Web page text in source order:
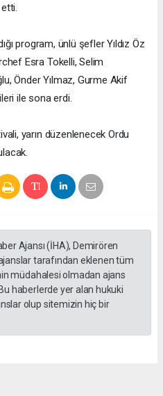
program, ünlü şefler Yıldız Öz
Esra Tokelli, Selim
Önder Yılmaz, Gurme Akif
ile sona erdi.
yarın düzenlenecek Ordu
Ajansı (İHA), Demirören
tarafından eklenen tüm
müdahalesi olmadan ajans
haberlerde yer alan hukuki
olup sitemizin hiç bir